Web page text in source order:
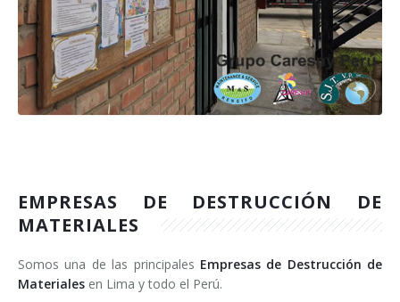
Inventarios Obsoletos
Documentos
Residuos Peligrosos
EMPRESAS DE DESTRUCCIÓN DE
MATERIALES
Somos una de las principales Empresas de Destrucción de
Materiales en Lima y todo el Perú.